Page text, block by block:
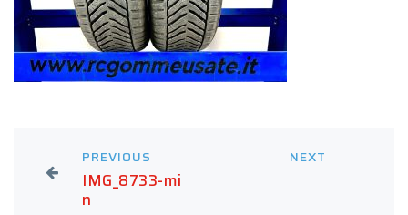
PREVIOUS
IMG_8733-mi
n
NEXT